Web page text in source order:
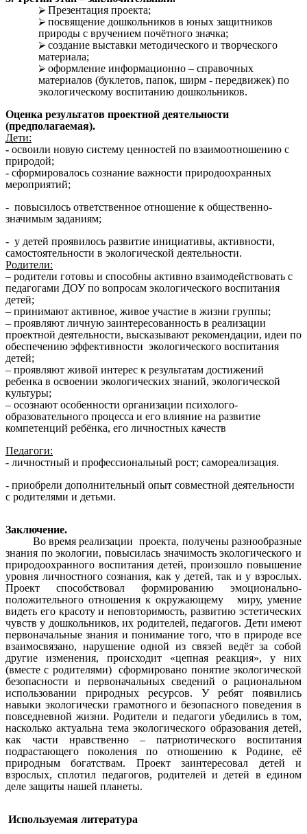
Презентация проекта;
посвящение дошкольников в юных защитников
природы с вручением почётного значка;
создание выставки методического и творческого
материала;
оформление информационно – справочных
материалов (буклетов, папок, ширм - передвижек) по
экологическому воспитанию дошкольников.
Оценка результатов проектной деятельности
(предполагаемая).
Дети:
- освоили новую систему ценностей по взаимоотношению с
природой;
- сформировалось сознание важности природоохранных
мероприятий;
- повысилось ответственное отношение к общественно-
значимым заданиям;
- у детей проявилось развитие инициативы, активности,
самостоятельности в экологической деятельности.
Родители:
– родители готовы и способны активно взаимодействовать с
педагогами ДОУ по вопросам экологического воспитания
детей;
– принимают активное, живое участие в жизни группы;
– проявляют личную заинтересованность в реализации
проектной деятельности, высказывают рекомендации, идеи по
обеспечению эффективности экологического воспитания
детей;
– проявляют живой интерес к результатам достижений
ребенка в освоении экологических знаний, экологической
культуры;
– осознают особенности организации психолого-
образовательного процесса и его влияние на развитие
компетенций ребёнка, его личностных качеств
Педагоги:
- личностный и профессиональный рост; самореализация.
- приобрели дополнительный опыт совместной деятельности
с родителями и детьми.
Заключение.
Во время реализации проекта, получены разнообразные
знания по экологии, повысилась значимость экологического и
природоохранного воспитания детей, произошло повышение
уровня личностного сознания, как у детей, так и у взрослых.
Проект способствовал формированию эмоционально-
положительного отношения к окружающему миру, умение
видеть его красоту и неповторимость, развитию эстетических
чувств у дошкольников, их родителей, педагогов. Дети имеют
первоначальные знания и понимание того, что в природе все
взаимосвязано, нарушение одной из связей ведёт за собой
другие изменения, происходит «цепная реакция», у них
(вместе с родителями) сформировано понятие экологической
безопасности и первоначальных сведений о рациональном
использовании природных ресурсов. У ребят появились
навыки экологически грамотного и безопасного поведения в
повседневной жизни. Родители и педагоги убедились в том,
насколько актуальна тема экологического образования детей,
как части нравственно – патриотического воспитания
подрастающего поколения по отношению к Родине, её
природным богатствам. Проект заинтересовал детей и
взрослых, сплотил педагогов, родителей и детей в едином
деле защиты нашей планеты.
Используемая литература